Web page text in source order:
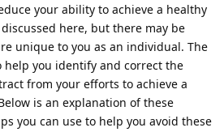
your ability to achieve a healthy
here, but there may be
unique to you as an individual. The
help you identify and correct the
from your efforts to achieve a
is an explanation of these
you can use to help you avoid these